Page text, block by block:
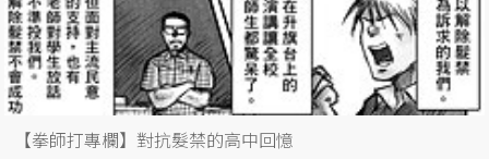
【拳師打專欄】對抗髮禁的高中回憶